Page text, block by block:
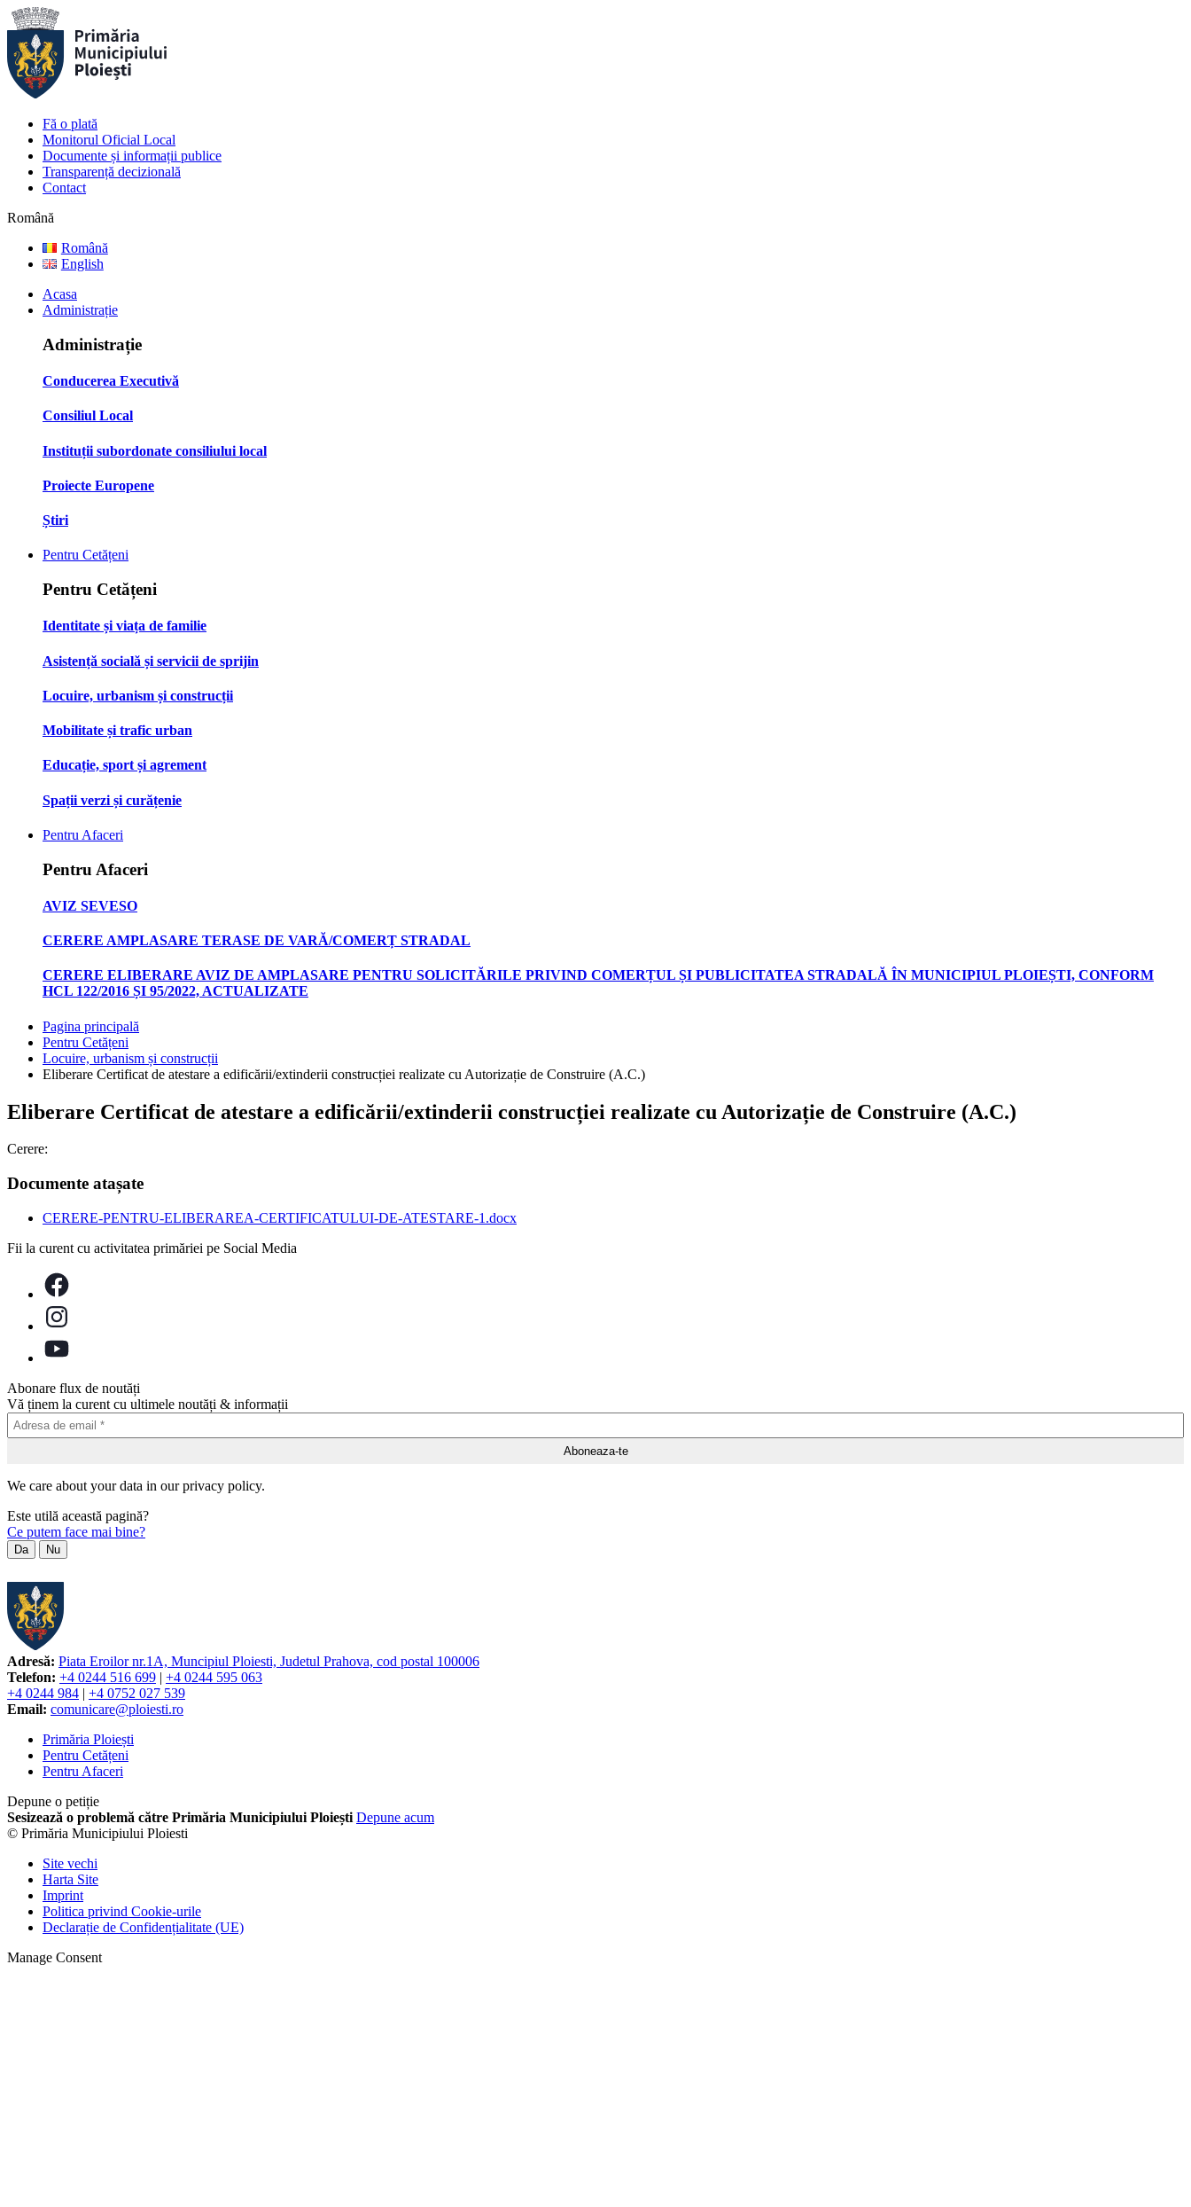
Fă o plată
Monitorul Oficial Local
Documente și informații publice
Transparență decizională
Contact
Română
Română
English
Acasa
Administrație
Administrație
Conducerea Executivă
Consiliul Local
Instituții subordonate consiliului local
Proiecte Europene
Știri
Pentru Cetățeni
Pentru Cetățeni
Identitate și viața de familie
Asistență socială și servicii de sprijin
Locuire, urbanism și construcții
Mobilitate și trafic urban
Educație, sport și agrement
Spații verzi și curățenie
Pentru Afaceri
Pentru Afaceri
AVIZ SEVESO
CERERE AMPLASARE TERASE DE VARĂ/COMERȚ STRADAL
CERERE ELIBERARE AVIZ DE AMPLASARE PENTRU SOLICITĂRILE PRIVIND COMERȚUL ȘI PUBLICITATEA STRADALĂ ÎN MUNICIPIUL PLOIEȘTI, CONFORM
HCL 122/2016 ȘI 95/2022, ACTUALIZATE
Pagina principală
Pentru Cetățeni
Locuire, urbanism și construcții
Eliberare Certificat de atestare a edificării/extinderii construcției realizate cu Autorizație de Construire (A.C.)
Eliberare Certificat de atestare a edificării/extinderii construcției realizate cu Autorizație de Construire (A.C.)
Cerere:
Documente atașate
CERERE-PENTRU-ELIBERAREA-CERTIFICATULUI-DE-ATESTARE-1.docx
Fii la curent cu activitatea primăriei pe Social Media
Abonare flux de noutăți
Vă ținem la curent cu ultimele noutăți & informații
We care about your data in our privacy policy.
Este utilă această pagină?
Ce putem face mai bine?
Da Nu
Adresă: Piata Eroilor nr.1A, Muncipiul Ploiesti, Judetul Prahova, cod postal 100006
Telefon: +4 0244 516 699 | +4 0244 595 063
+4 0244 984 | +4 0752 027 539
Email: comunicare@ploiesti.ro
Primăria Ploiești
Pentru Cetățeni
Pentru Afaceri
Depune o petiție
Sesizează o problemă către Primăria Municipiului Ploiești Depune acum
© Primăria Municipiului Ploiesti
Site vechi
Harta Site
Imprint
Politica privind Cookie-urile
Declarație de Confidențialitate (UE)
Manage Consent